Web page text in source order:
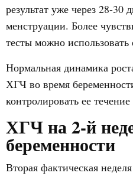
результат уже через 28-30
менструации. Более
тесты можно
Нормальная динамика
ХГЧ во время
контролировать ее
ХГЧ на 2-й
беременности
Вторая фактическая